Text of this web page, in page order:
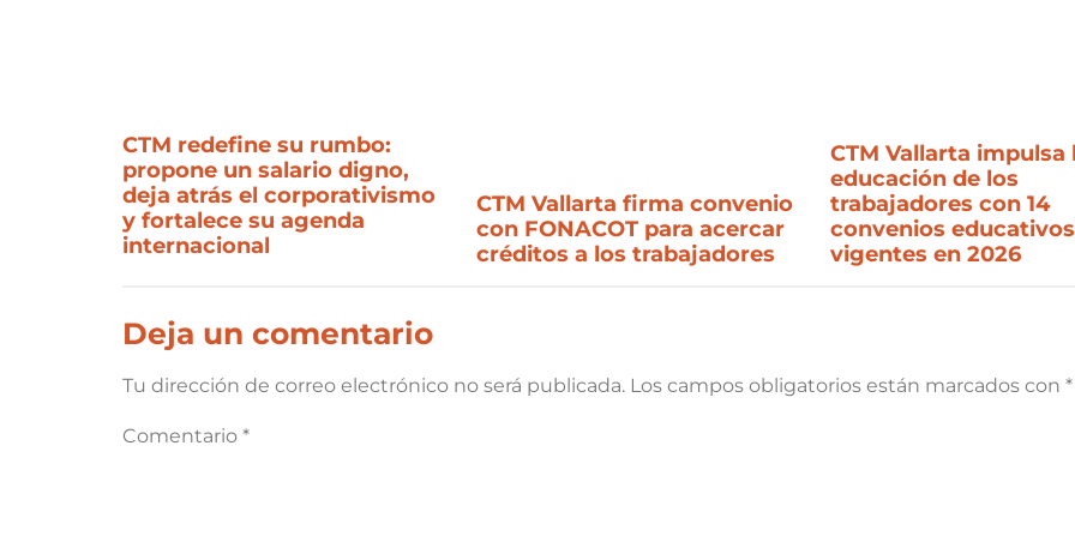
CTM redefine su rumbo:
propone un salario digno,
deja atrás el corporativismo
y fortalece su agenda
internacional
CTM Vallarta firma convenio
con FONACOT para acercar
créditos a los trabajadores
CTM Vallarta impulsa
educación de los
trabajadores con 14
convenios educativos
vigentes en 2026
Deja un comentario
Tu dirección de correo electrónico no será publicada. Los campos obligatorios están marcados con *
Comentario *